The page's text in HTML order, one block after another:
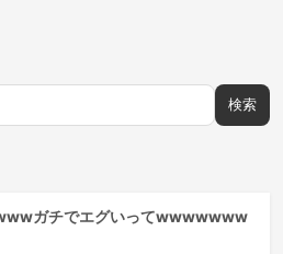
検索
ガチでエグいってwwwwwww